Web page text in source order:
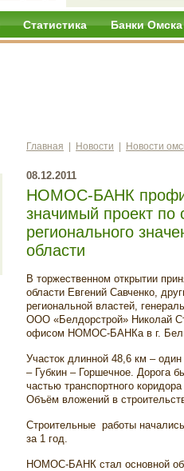
Статистика Банки Омска
Главная Новости Новости
08.12.2011
НОМОС-БАНК
значимый проект по
регионального
области
В торжественном открытии
области Евгений Савченко,
региональной властей,
ООО «Белдорстрой» Николай
офисом НОМОС-БАНКа в г.
Участок длинной 48,6 км –
– Губкин – Горшечное. Дорога
частью транспортного
Объём вложений в
Строительные работы
за 1 год.
НОМОС-БАНК стал основной